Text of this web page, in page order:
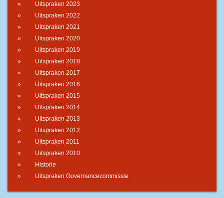
Uitspraken 2023
Uitspraken 2022
Uitspraken 2021
Uitspraken 2020
Uitspraken 2019
Uitspraken 2018
Uitspraken 2017
Uitspraken 2016
Uitspraken 2015
Uitspraken 2014
Uitspraken 2013
Uitspraken 2012
Uitspraken 2011
Uitspraken 2010
Historie
Uitspraken Governancecommissie